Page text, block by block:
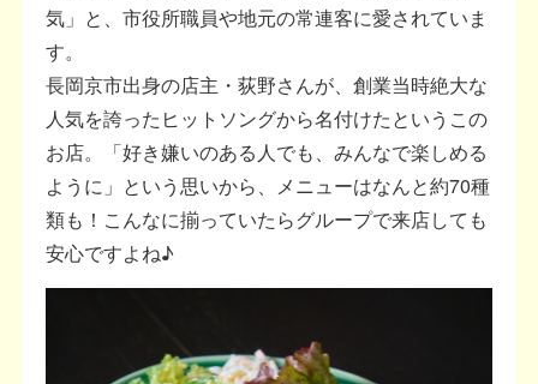
気」と、市役所職員や地元の常連客に愛されていま
す。
長岡京市出身の店主・荻野さんが、創業当時絶大な
人気を誇ったヒットソングから名付けたというこの
お店。「好き嫌いのある人でも、みんなで楽しめる
ように」という思いから、メニューはなんと約70種
類も！こんなに揃っていたらグループで来店しても
安心ですよね♪